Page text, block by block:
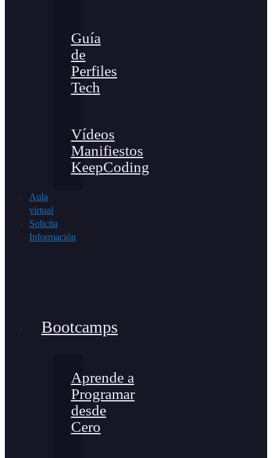
Guía
de
Perfiles
Tech
Vídeos
Manifiestos
KeepCoding
Aula
virtual
Solicita
Información
Bootcamps
Aprende a
Programar
desde
Cero